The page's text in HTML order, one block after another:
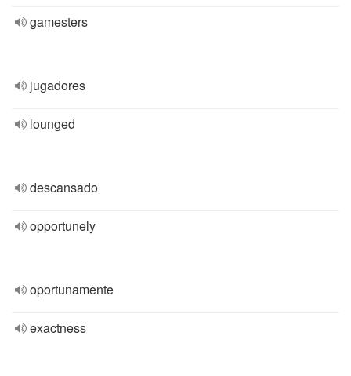
gamesters
jugadores
lounged
descansado
opportunely
oportunamente
exactness